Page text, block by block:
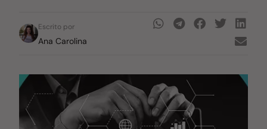
Escrito por
Ana Carolina